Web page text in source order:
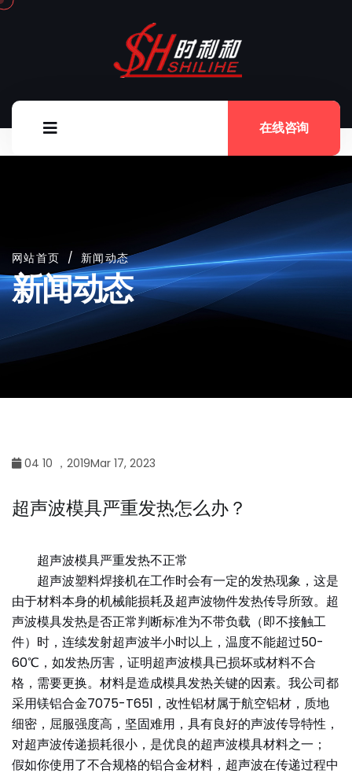
在线咨询
网站首页 / 新闻动态
新闻动态
04 10 ，2019Mar 17, 2023
超声波模具严重发热怎么办？
超声波模具严重发热不正常
超声波塑料焊接机在工作时会有一定的发热现象，这是
由于材料本身的机械能损耗及超声波物件发热传导所致。超
声波模具发热是否正常判断标准为不带负载（即不接触工
件）时，连续发射超声波半小时以上，温度不能超过50-
60℃，如发热历害，证明超声波模具已损坏或材料不合
格，需要更换。材料是造成模具发热关键的因素。我公司都
采用镁铝合金7075-T651，改性铝材属于航空铝材，质地
细密，屈服强度高，坚固难用，具有良好的声波传导特性，
对超声波传递损耗很小，是优良的超声波模具材料之一；
假如你使用了不合规格的铝合金材料，超声波在传递过程中